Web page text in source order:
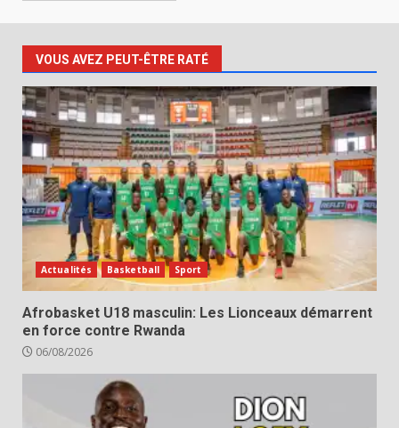
VOUS AVEZ PEUT-ÊTRE RATÉ
Actualités Basketball Sport
Afrobasket U18 masculin: Les Lionceaux démarrent
en force contre Rwanda
06/08/2026